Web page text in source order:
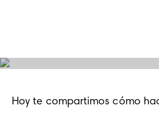
Hoy te compartimos cómo